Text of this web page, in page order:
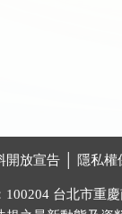
開放宣告 隱私權
100204 台北市重